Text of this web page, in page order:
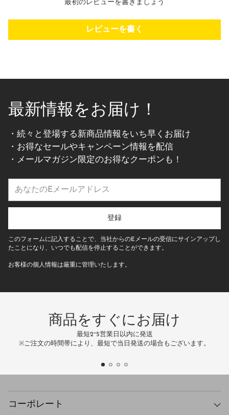
最初のレビューを書きましょう
レビューを書く
最新情報をお届け！
・続々と登場する新商品情報をいち早くお届け
・お得なセールやキャンペーン情報を配信
・メールマガジン限定のお得なクーポンも！
メ
ー
ア
レ
登録
このフォームに記入することで、当社からのEメールの受信にサインアップし
たことになり、いつでも配信を停止することができます。
お客様の個人情報は厳重に管理いたします。
商品をすぐにお届け
最短2~5営業日以内に発送
※ご注文の時間帯により、最短で当日発送の場合もございます。
コーポレート